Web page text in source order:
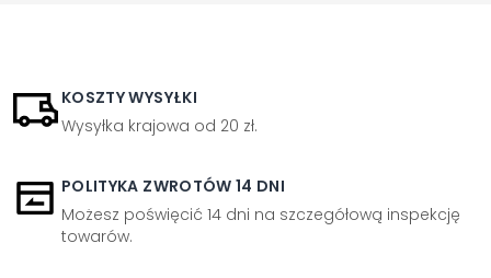
KOSZTY WYSYŁKI
Wysyłka krajowa od 20 zł.
POLITYKA ZWROTÓW 14 DNI
Możesz poświęcić 14 dni na szczegółową inspekcję
towarów.